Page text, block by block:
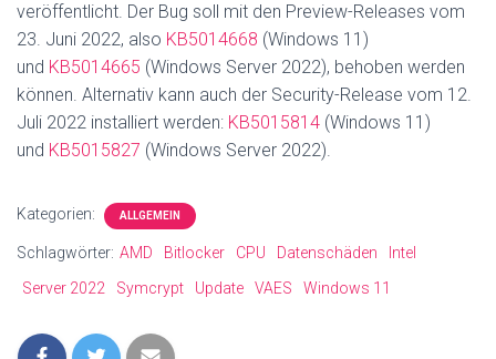
veröffentlicht. Der Bug soll mit den Preview-Releases vom
23. Juni 2022, also KB5014668 (Windows 11)
und KB5014665 (Windows Server 2022), behoben werden
können. Alternativ kann auch der Security-Release vom 12.
Juli 2022 installiert werden: KB5015814 (Windows 11)
und KB5015827 (Windows Server 2022).
Kategorien: ALLGEMEIN
Schlagwörter: AMD Bitlocker CPU Datenschäden
Intel
Server 2022
Symcrypt Update VAES Windows 11